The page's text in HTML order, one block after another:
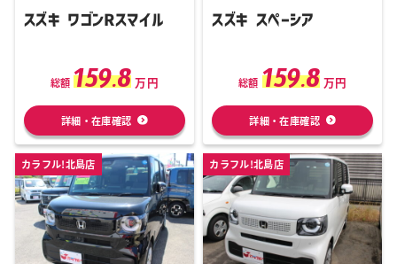
スズキ ワゴンRスマイル
総額 159.8 万円
詳細・在庫確認
スズキ スペーシア
総額 159.8 万円
詳細・在庫確認
カラフル!北島店 カラフル!北島店